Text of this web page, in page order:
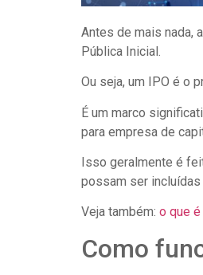
Antes de mais nada,
Pública Inicial.
Ou seja, um IPO é o
É um marco
para empresa de
Isso geralmente é
possam ser incluídas
Veja também: o que
Como